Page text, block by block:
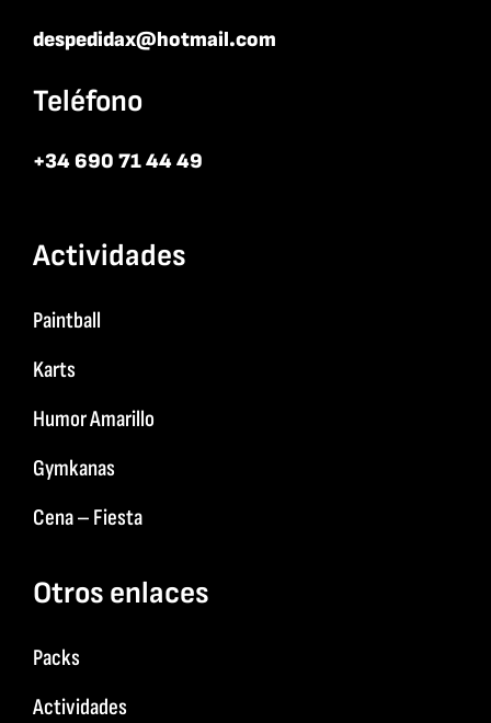
despedidax@hotmail.com
Teléfono
+34 690 71 44 49
Actividades
Paintball
Karts
Humor Amarillo
Gymkanas
Cena – Fiesta
Otros enlaces
Packs
Actividades